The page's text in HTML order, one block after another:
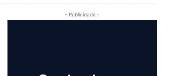
- Publicidade -